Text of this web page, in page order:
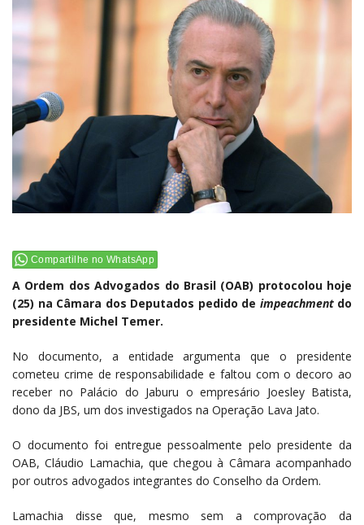
Compartilhe no WhatsApp
A Ordem dos Advogados do Brasil (OAB) protocolou hoje
(25) na Câmara dos Deputados pedido de impeachment do
presidente Michel Temer.
No documento, a entidade argumenta que o presidente
cometeu crime de responsabilidade e faltou com o decoro ao
receber no Palácio do Jaburu o empresário Joesley Batista,
dono da JBS, um dos investigados na Operação Lava Jato.
O documento foi entregue pessoalmente pelo presidente da
OAB, Cláudio Lamachia, que chegou à Câmara acompanhado
por outros advogados integrantes do Conselho da Ordem.
Lamachia disse que, mesmo sem a comprovação da